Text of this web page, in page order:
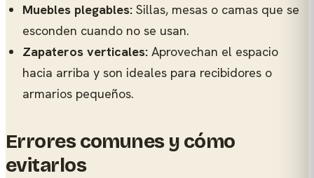
Muebles plegables: Sillas, mesas o camas que se
esconden cuando no se usan.
Zapateros verticales: Aprovechan el espacio
hacia arriba y son ideales para recibidores o
armarios pequeños.
Errores comunes y cómo
evitarlos